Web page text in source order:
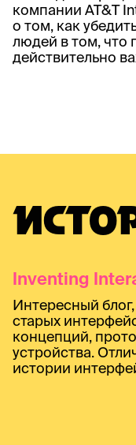
Inventing
Интересный
старых
концепций,
устройства.
истории
компании AT&T
о том, как
людей в том, что
действительно